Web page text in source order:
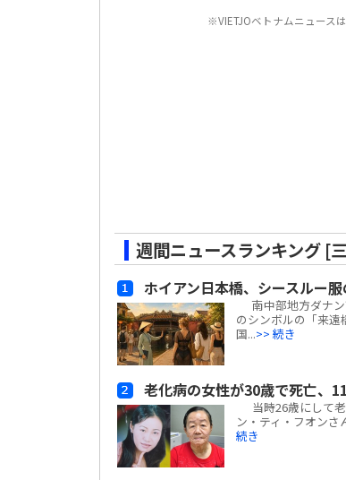
※VIETJOベトナムニュース
週間ニュースランキング [
ホイアン日本橋、シースルー
南中部地方ダナ
のシンボルの「来遠
国...>> 続き
老化病の女性が30歳で死亡、
当時26歳にして
ン・ティ・フオン
続き